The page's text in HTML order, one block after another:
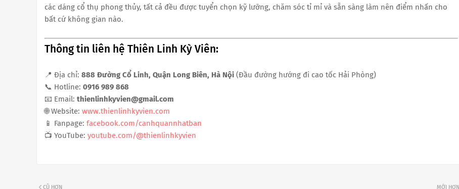
các dáng cổ thụ phong thủy, tất cả đều được tuyển chọn kỹ lưỡng, chăm sóc tỉ mỉ và sẵn sàng làm nên điểm nhấn cho
bất cứ không gian nào.
Thông tin liên hệ Thiên Linh Kỳ Viên:
📍 Địa chỉ: 888 Đường Cổ Linh, Quận Long Biên, Hà Nội (Đầu đường hướng đi cao tốc Hải Phòng)
📞 Hotline: 0916 989 868
📧 Email: thienlinhkyvien@gmail.com
🌐 Website: www.thienlinhkyvien.com
📱 Fanpage: facebook.com/canhquannhatban
📺 YouTube: youtube.com/@thienlinhkyvien
MỚI HƠN
CŨ HƠN